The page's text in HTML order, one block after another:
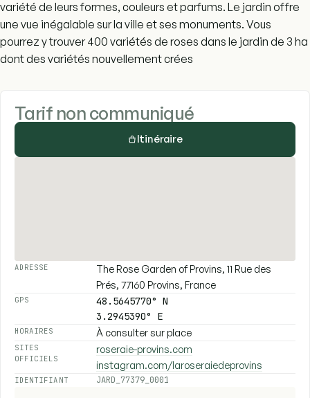
variété de leurs formes, couleurs et parfums. Le jardin offre
une vue inégalable sur la ville et ses monuments. Vous
pourrez y trouver 400 variétés de roses dans le jardin de 3 ha
dont des variétés nouvellement crées
Tarif non communiqué
Itinéraire
ADRESSE
The Rose Garden of Provins, 11 Rue des
Prés, 77160 Provins, France
GPS
48.5645770° N
3.2945390° E
HORAIRES À consulter sur place
SITES
OFFICIELS
roseraie-provins.com
instagram.com/laroseraiedeprovins
IDENTIFIANT JARD_77379_0001